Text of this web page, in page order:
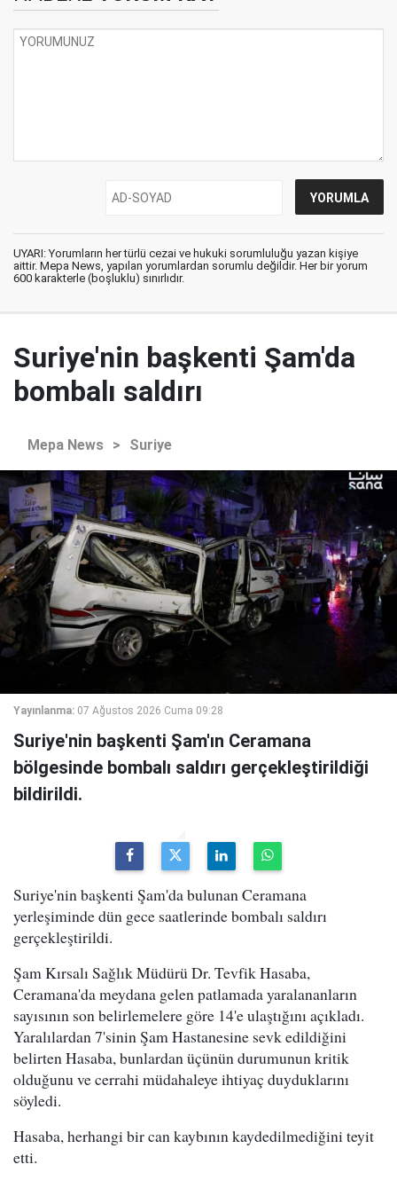
UYARI: Yorumların her türlü cezai ve hukuki sorumluluğu yazan kişiye
aittir. Mepa News, yapılan yorumlardan sorumlu değildir. Her bir yorum
600 karakterle (boşluklu) sınırlıdır.
Suriye'nin başkenti Şam'da
bombalı saldırı
Mepa News > Suriye
Yayınlanma: 07 Ağustos 2026 Cuma 09:28
Suriye'nin başkenti Şam'ın Ceramana
bölgesinde bombalı saldırı gerçekleştirildiği
bildirildi.
Suriye'nin başkenti Şam'da bulunan Ceramana
yerleşiminde dün gece saatlerinde bombalı saldırı
gerçekleştirildi.
Şam Kırsalı Sağlık Müdürü Dr. Tevfik Hasaba,
Ceramana'da meydana gelen patlamada yaralananların
sayısının son belirlemelere göre 14'e ulaştığını açıkladı.
Yaralılardan 7'sinin Şam Hastanesine sevk edildiğini
belirten Hasaba, bunlardan üçünün durumunun kritik
olduğunu ve cerrahi müdahaleye ihtiyaç duyduklarını
söyledi.
Hasaba, herhangi bir can kaybının kaydedilmediğini teyit
etti.